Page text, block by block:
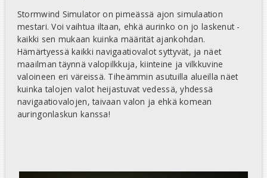
Stormwind Simulator on pimeässä ajon simulaation
mestari. Voi vaihtua iltaan, ehkä aurinko on jo laskenut -
kaikki sen mukaan kuinka määrität ajankohdan.
Hämärtyessä kaikki navigaatiovalot syttyvät, ja näet
maailman täynnä valopilkkuja, kiinteine ja vilkkuvine
valoineen eri väreissä. Tiheämmin asutuilla alueilla näet
kuinka talojen valot heijastuvat vedessä, yhdessä
navigaatiovalojen, taivaan valon ja ehkä komean
auringonlaskun kanssa!